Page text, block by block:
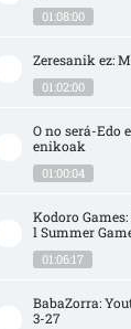
Y CONOCER
01:08:00
Zeresanik ez:
01:02:00
O no será-Edo
enikoak
01:00:04
Kodoro
l Summer
01:06:17
BabaZorra:
3-27